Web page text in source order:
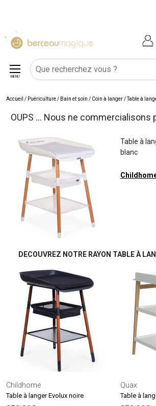
MENU
Accueil / Puériculture/ Bain et soin / Coin à langer/Table à
OUPS ... Nous ne commercialisons
Table à
blanc
DECOUVREZ NOTRE RAYON TABLE À
Childhome
Table à langer Evolux noire
Quax
Table à